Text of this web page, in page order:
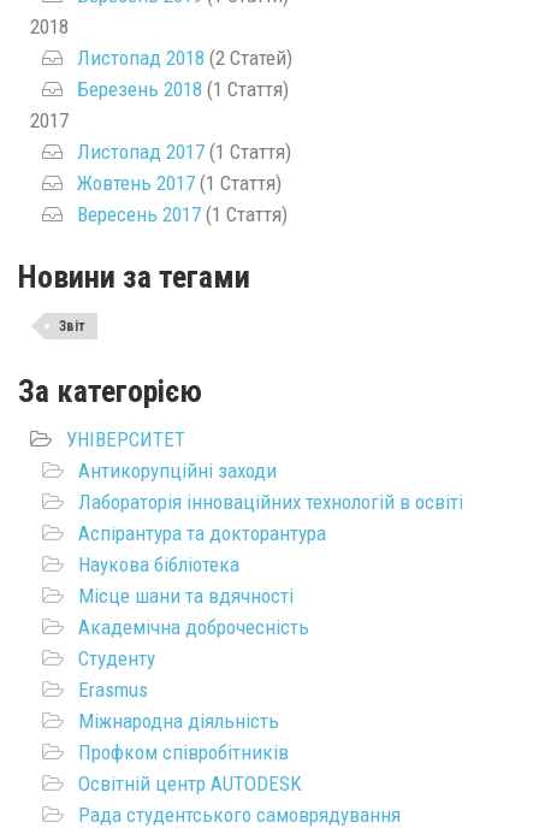
2018
Листопад 2018 (2 Статей)
Березень 2018 (1 Стаття)
2017
Листопад 2017 (1 Стаття)
Жовтень 2017 (1 Стаття)
Вересень 2017 (1 Стаття)
Новини за тегами
Звіт
За категорією
УНІВЕРСИТЕТ
Антикорупційні заходи
Лабораторія інноваційних технологій в освіті
Аспірантура та докторантура
Наукова бібліотека
Місце шани та вдячності
Академічна доброчесність
Студенту
Erasmus
Міжнародна діяльність
Профком співробітників
Освітній центр AUTODESK
Рада студентського самоврядування